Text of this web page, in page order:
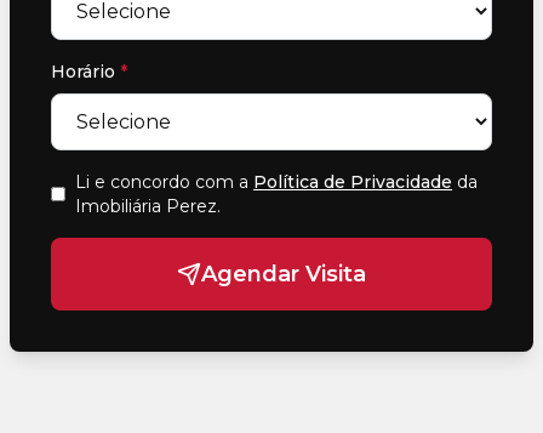
Horário *
Li e concordo com a Política de Privacidade da
Imobiliária Perez.
Agendar Visita